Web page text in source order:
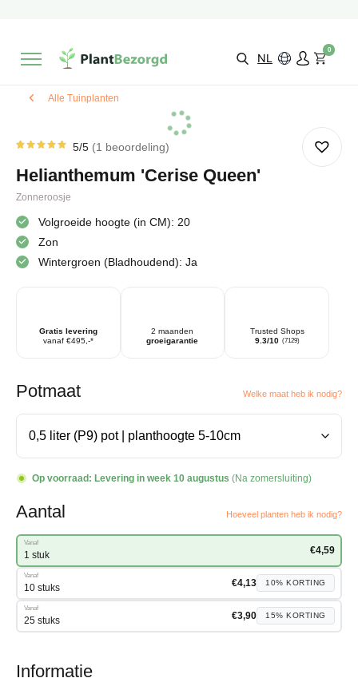
Kies zelf je
bezorgmoment & locatie NL
0
Alle Tuinplanten
5
gebaseerd
klantbeoordeling
5/5 1 beoordeling
Helianthemum 'Cerise Queen'
Zonneroosje
Volgroeide hoogte (in CM): 20
Zon
Wintergroen (Bladhoudend): Ja
Gratis levering
vanaf €495,-*
2 maanden
groeigarantie
Trusted Shops
9.3/10 (7129)
Potmaat Welke maat heb ik nodig?
Op voorraad: Levering in week 10 augustus (Na zomersluiting)
Aantal Hoeveel planten heb ik nodig?
Vanaf
1 stuk €4,59
Vanaf
10 stuks €4,13 10% KORTING
Vanaf
25 stuks €3,90 15% KORTING
Informatie